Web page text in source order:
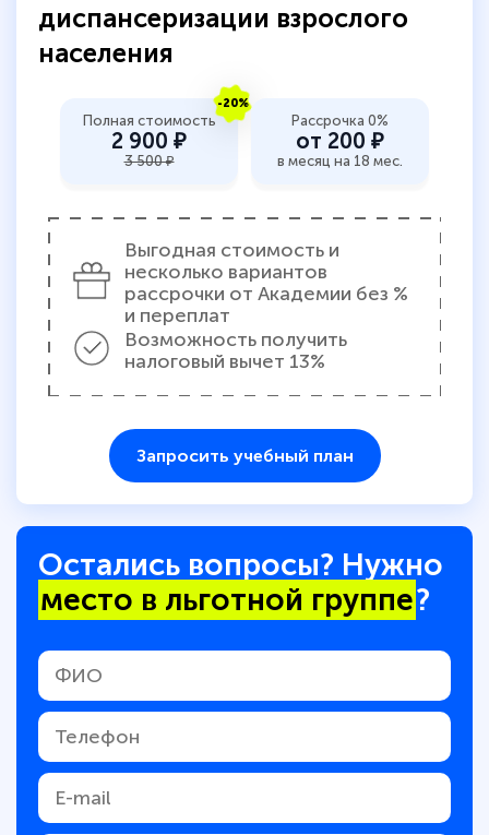
диспансеризации взрослого
населения
-20%
Полная стоимость
2 900 ₽
3 500 ₽
Рассрочка 0%
от 200 ₽
в месяц на 18 мес.
Выгодная стоимость и
несколько вариантов
рассрочки от Академии без %
и переплат
Возможность получить
налоговый вычет 13%
Запросить учебный план
Остались вопросы? Нужно
место в льготной группе?